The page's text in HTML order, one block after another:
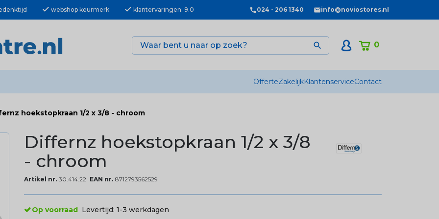
check webshop keurmerk check klantervaringen: 9.0 024 - 206 1340 info@noviostores.nl
0

OfferteZakelijkKlantenserviceContact
hoekstopkraan 1/2 x 3/8 - chroom
Differnz hoekstopkraan 1/2 x 3/8
- chroom
Artikel nr. 30.414.22 EAN nr. 8712793562529
Op voorraad Levertijd: 1-3 werkdagen